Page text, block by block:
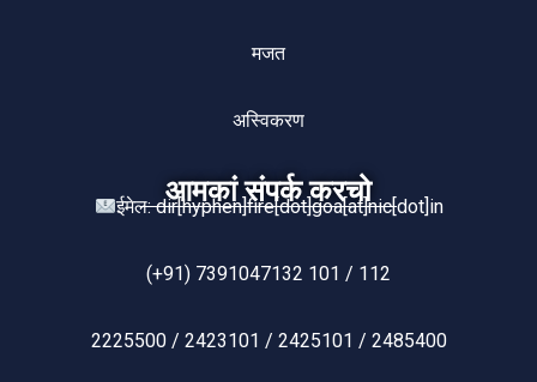
मजत
अस्विकरण
आमकां संपर्क करचो
ईमेल: dir[hyphen]fire[dot]goa[at]nic[dot]in
(+91) 7391047132 101 / 112
2225500 / 2423101 / 2425101 / 2485400